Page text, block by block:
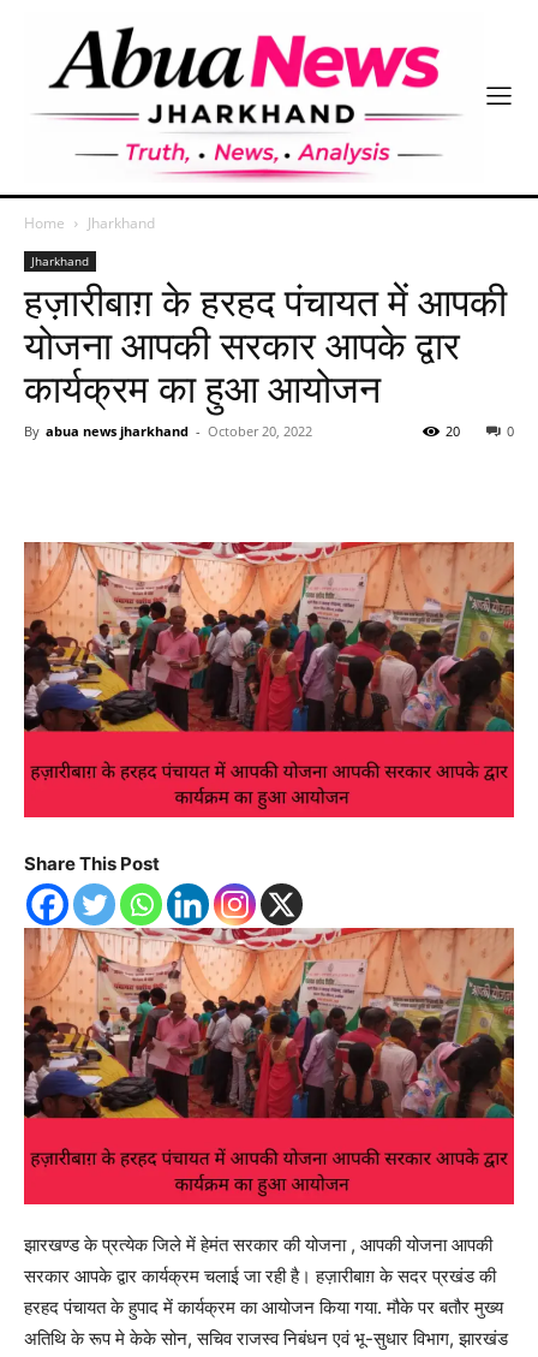
Home Jharkhand
Jharkhand
हज़ारीबाग़ के हरहद पंचायत में आपकी
योजना आपकी सरकार आपके द्वार
कार्यक्रम का हुआ आयोजन
By abua news jharkhand - October 20, 2022 0
20
Share This Post
झारखण्ड के प्रत्येक जिले में हेमंत सरकार की योजना , आपकी योजना आपकी
सरकार आपके द्वार कार्यक्रम चलाई जा रही है। हज़ारीबाग़ के सदर प्रखंड की
हरहद पंचायत के हुपाद में कार्यक्रम का आयोजन किया गया. मौके पर बतौर मुख्य
अतिथि के रूप मे केके सोन, सचिव राजस्व निबंधन एवं भू-सुधार विभाग, झारखंड